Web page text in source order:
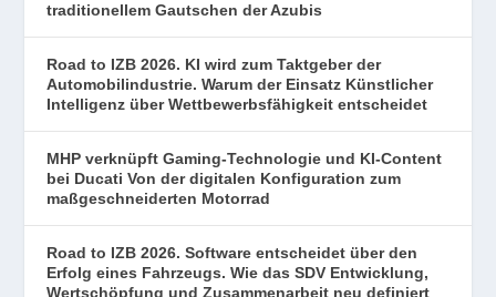
traditionellem Gautschen der Azubis
Road to IZB 2026. KI wird zum Taktgeber der
Automobilindustrie. Warum der Einsatz Künstlicher
Intelligenz über Wettbewerbsfähigkeit entscheidet
MHP verknüpft Gaming-Technologie und KI-Content
bei Ducati Von der digitalen Konfiguration zum
maßgeschneiderten Motorrad
Road to IZB 2026. Software entscheidet über den
Erfolg eines Fahrzeugs. Wie das SDV Entwicklung,
Wertschöpfung und Zusammenarbeit neu definiert